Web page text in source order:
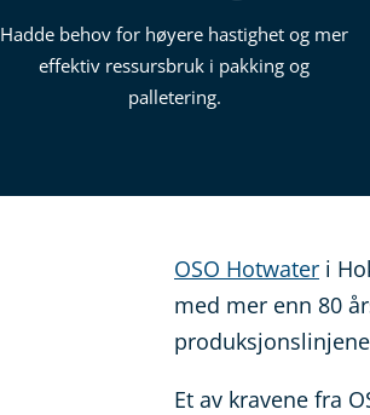
Hadde behov for høyere hastighet og mer
effektiv ressursbruk i pakking og
palletering.
OSO Hotwater i
med mer enn 80
Et av kravene fra